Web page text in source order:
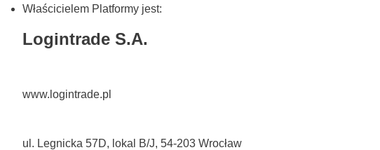
Właścicielem Platformy jest:
Logintrade S.A.
www.logintrade.pl
ul. Legnicka 57D, lokal B/J, 54-203 Wrocław